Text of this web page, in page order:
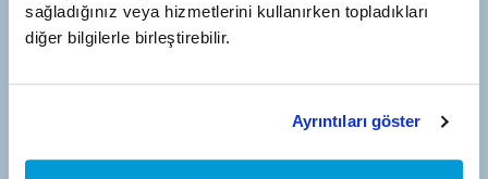
sağladığınız veya hizmetlerini kullanırken topladıkları
diğer bilgilerle birleştirebilir.
Ayrıntıları göster
Deutschland Adresse